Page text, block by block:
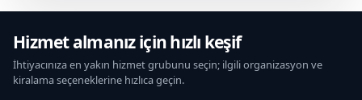
Hizmet almanız için hızlı keşif
İhtiyacınıza en yakın hizmet grubunu seçin; ilgili organizasyon ve
kiralama seçeneklerine hızlıca geçin.